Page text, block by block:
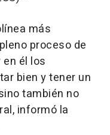
más
proceso de
él los
bien y tener un
también no
informó la